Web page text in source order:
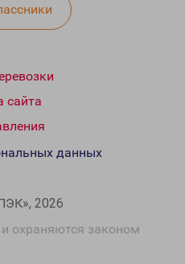
сайта
2026
охраняются законом
данных